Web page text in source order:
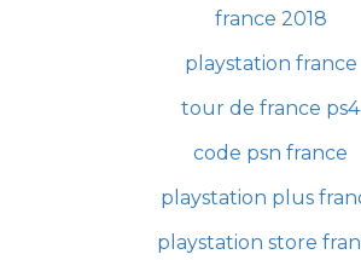
france 2018
playstation france
tour de france ps4
code psn france
playstation plus
playstation store